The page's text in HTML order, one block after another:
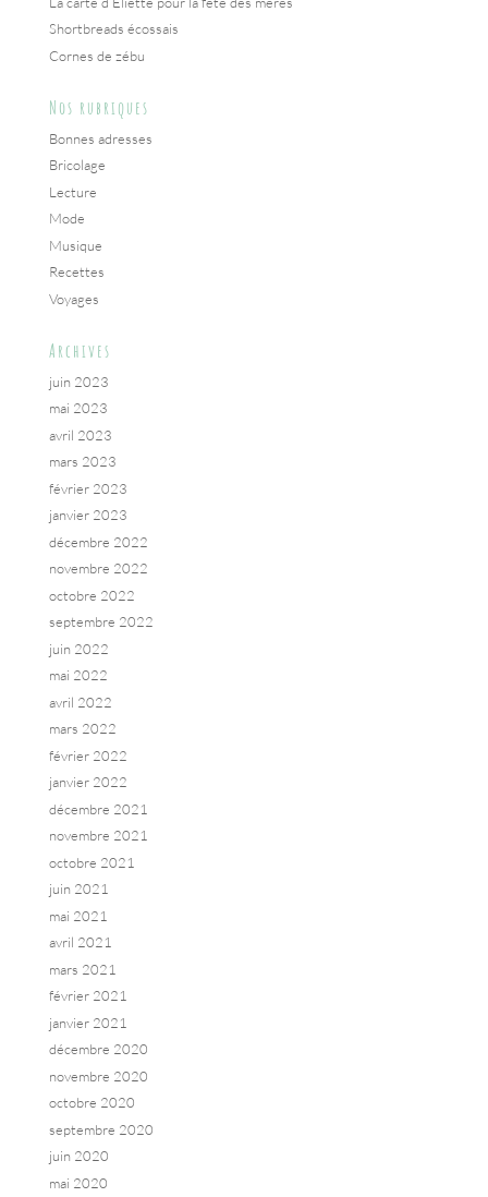
Shortbreads écossais
Cornes de zébu
Nos rubriques
Bonnes adresses
Bricolage
Lecture
Mode
Musique
Recettes
Voyages
Archives
juin 2023
mai 2023
avril 2023
mars 2023
février 2023
janvier 2023
décembre 2022
novembre 2022
octobre 2022
septembre 2022
juin 2022
mai 2022
avril 2022
mars 2022
février 2022
janvier 2022
décembre 2021
novembre 2021
octobre 2021
juin 2021
mai 2021
avril 2021
mars 2021
février 2021
janvier 2021
décembre 2020
novembre 2020
octobre 2020
septembre 2020
juin 2020
mai 2020